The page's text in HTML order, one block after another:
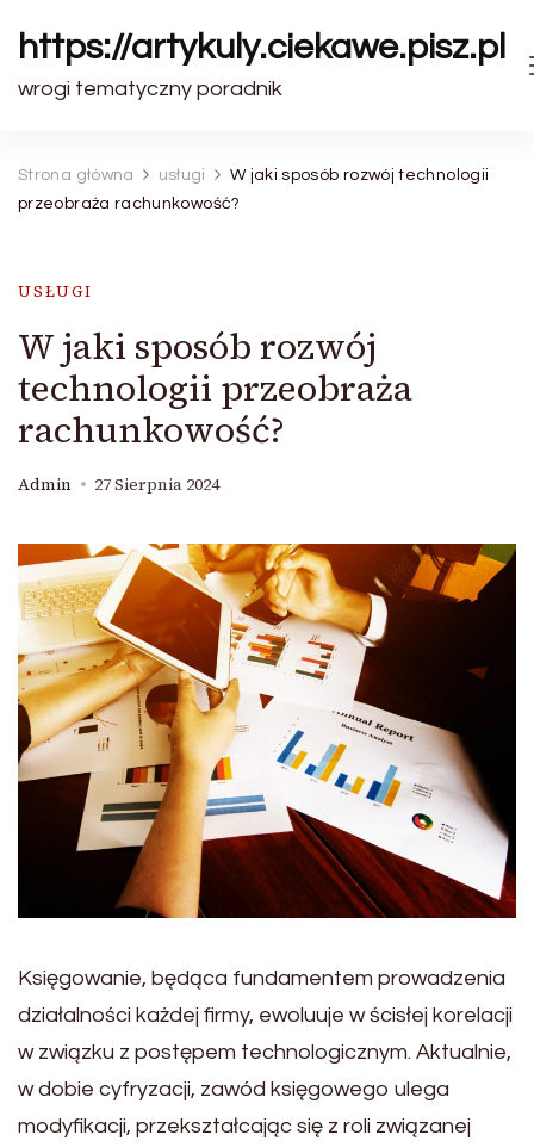
https://artykuly.ciekawe.pisz.pl
wrogi tematyczny poradnik
Strona główna usługi
W jaki sposób rozwój technologii
przeobraża rachunkowość?
USŁUGI
W jaki sposób rozwój
technologii przeobraża
rachunkowość?
Admin 27 Sierpnia 2024
Księgowanie, będąca fundamentem prowadzenia
działalności każdej firmy, ewoluuje w ścisłej korelacji
w związku z postępem technologicznym. Aktualnie,
w dobie cyfryzacji, zawód księgowego ulega
modyfikacji, przekształcając się z roli związanej